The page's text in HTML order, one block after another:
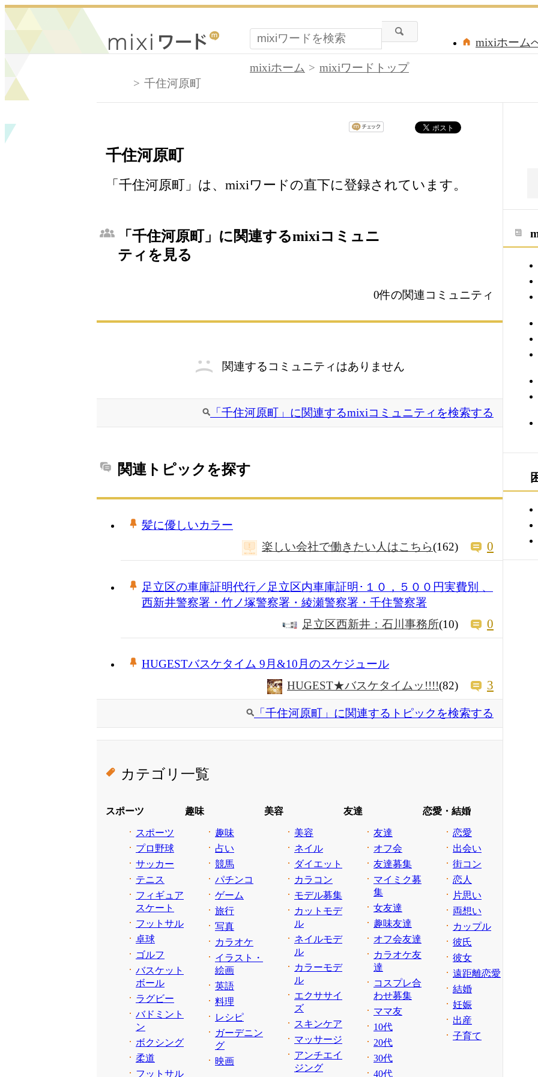
mixiホーム
mixiホーム
mixiワードトップ
千住河原町
千住河原町
「千住河原町」は、mixiワードの直下に登録されています。
「千住河原町」に関連するmixiコミュニ
ティを見る
0件の関連コミュニティ
関連するコミュニティはありません
「千住河原町」に関連するmixiコミュニティを検索する
関連トピックを探す
髪に優しいカラー
楽しい会社で働きたい人はこちら(162) 0
足立区の車庫証明代行／足立区内車庫証明･１０，５００円実費別 、
西新井警察署・竹ノ塚警察署・綾瀬警察署・千住警察署
足立区西新井：石川事務所(10) 0
HUGESTバスケタイム 9月&10月のスケジュール
HUGEST★バスケタイムッ!!!!(82) 3
「千住河原町」に関連するトピックを検索する
カテゴリ一覧
スポーツ
スポーツ
プロ野球
サッカー
テニス
フィギュア
スケート
フットサル
卓球
ゴルフ
バスケット
ボール
ラグビー
バドミント
ン
ボクシング
柔道
フットサル
趣味
趣味
占い
競馬
パチンコ
ゲーム
旅行
写真
カラオケ
イラスト・
絵画
英語
料理
レシピ
ガーデニン
グ
映画
美容
美容
ネイル
ダイエット
カラコン
モデル募集
カットモデ
ル
ネイルモデ
ル
カラーモデ
ル
エクササイ
ズ
スキンケア
マッサージ
アンチエイ
ジング
友達
友達
オフ会
友達募集
マイミク募
集
女友達
趣味友達
オフ会友達
カラオケ友
達
コスプレ合
わせ募集
ママ友
10代
20代
30代
40代
恋愛・結婚
恋愛
出会い
街コン
恋人
片思い
両想い
カップル
彼氏
彼女
遠距離恋愛
結婚
妊娠
出産
子育て